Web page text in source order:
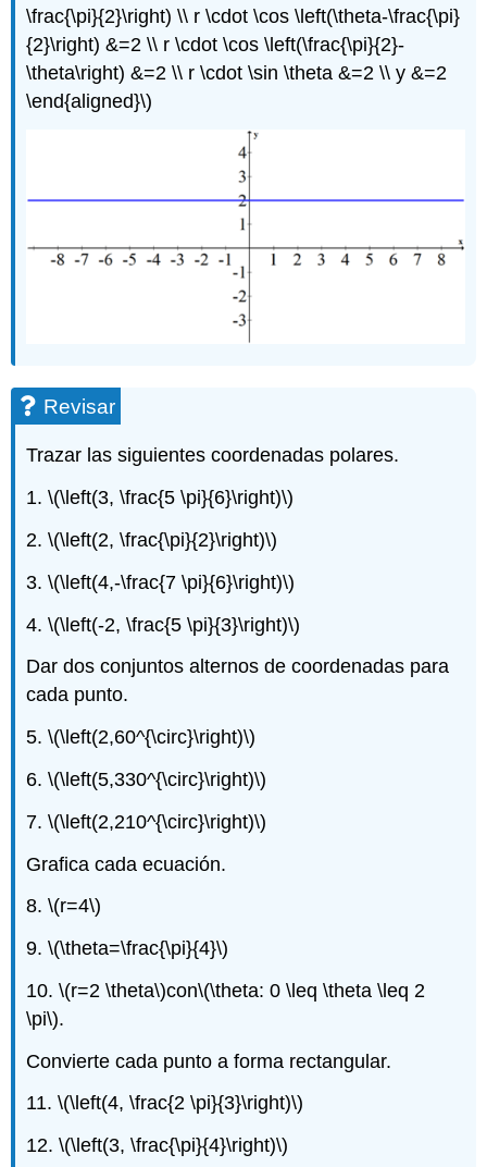
\frac{\pi}{2}\right) \\ r \cdot \cos \left(\theta-\frac{\pi}
{2}\right) &=2 \\ r \cdot \cos \left(\frac{\pi}{2}-
\theta\right) &=2 \\ r \cdot \sin \theta &=2 \\ y &=2
\end{aligned}\)
Revisar
Trazar las siguientes coordenadas polares.
1.\(\left(3, \frac{5 \pi}{6}\right)\)
2.\(\left(2, \frac{\pi}{2}\right)\)
3.\(\left(4,-\frac{7 \pi}{6}\right)\)
4.\(\left(-2, \frac{5 \pi}{3}\right)\)
Dar dos conjuntos alternos de coordenadas para
cada punto.
5.\(\left(2,60^{\circ}\right)\)
6.\(\left(5,330^{\circ}\right)\)
7.\(\left(2,210^{\circ}\right)\)
Grafica cada ecuación.
8.\(r=4\)
9.\(\theta=\frac{\pi}{4}\)
10.\(r=2 \theta\)con\(\theta: 0 \leq \theta \leq 2
\pi\).
Convierte cada punto a forma rectangular.
11.\(\left(4, \frac{2 \pi}{3}\right)\)
12.\(\left(3, \frac{\pi}{4}\right)\)